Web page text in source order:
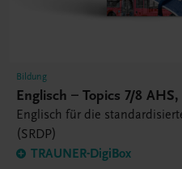
Bildung
Englisch – Topics 7/8
Englisch für die
(SRDP)
TRAUNER-DigiBox